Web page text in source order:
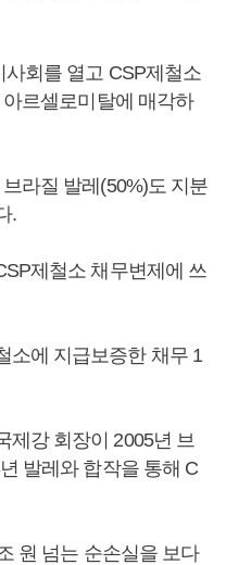
회를 열고 CSP제철소
르셀로미탈에 매각하
라질 발레(50%)도 지분
.
제철소 채무변제에 쓰
소에 지급보증한 채무 1
제강 회장이 2005년 브
발레와 합작을 통해 C
원 넘는 순손실을 보다